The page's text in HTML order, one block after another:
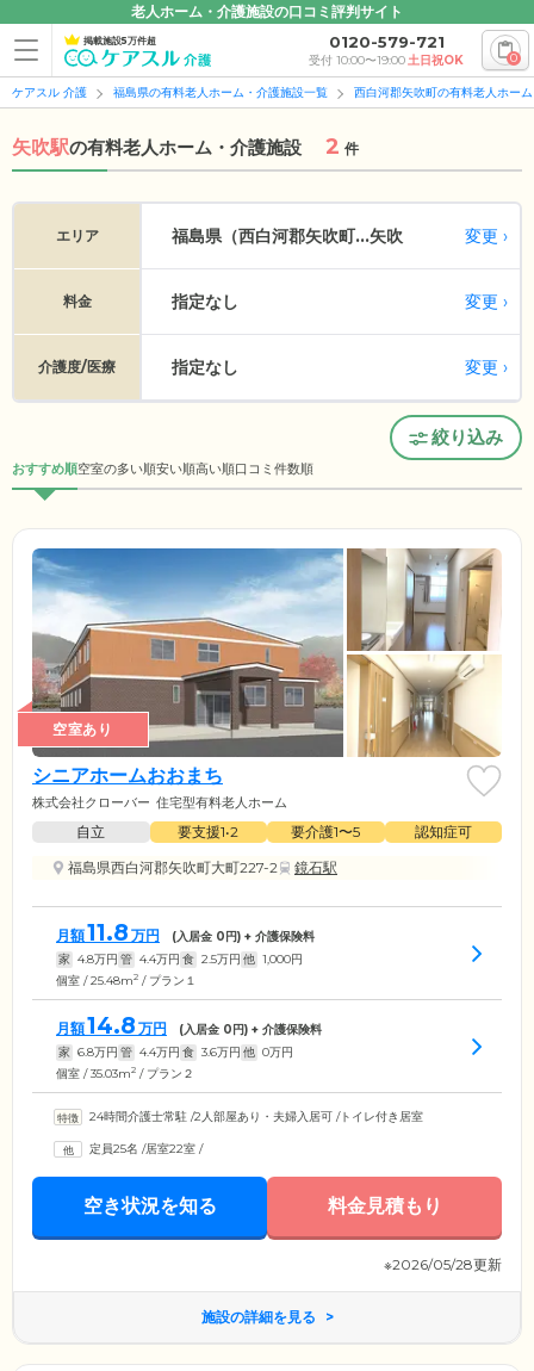
老人ホーム・介護施設の口コミ評判サイト
掲載施設5万件超 0120-579-721
受付 10:00〜19:00土日祝OK 0
ケアスル 介護 福島県の有料老人ホーム・介護施設一覧 西白河郡矢吹町の有料老人ホー
矢吹駅の有料老人ホーム・介護施設 2 件
エリア 福島県（西白河郡矢吹町...矢吹 変更
料金 指定なし 変更
介護度/医療 指定なし 変更
絞り込み
おすすめ順空室の多い順安い順高い順口コミ件数順
空室あり
シニアホームおおまち
株式会社クローバー 住宅型有料老人ホーム
自立 要支援1•2 要介護1〜5
認知症可
福島県西白河郡矢吹町大町227-2
鏡石駅
月額11.8 万円 (入居金 0円) + 介護保険料
家 4.8万円 管 4.4万円 食 2.5万円 他 1,000円
個室 / 25.48m2 / プラン１
月額14.8 万円 (入居金 0円) + 介護保険料
家 6.8万円 管 4.4万円 食 3.6万円 他 0万円
個室 / 35.03m2 / プラン２
24時間介護士常駐 /2人部屋あり・夫婦入居可 /トイレ付き居室
定員25名 /居室22室 /
空き状況を知る 料金見積もり
※2026/05/28更新
施設の詳細を見る